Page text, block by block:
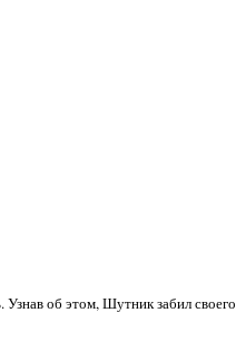
об этом, Шутник забил своего